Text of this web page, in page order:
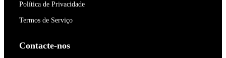
Política de Privacidade
Termos de Serviço
Contacte-nos